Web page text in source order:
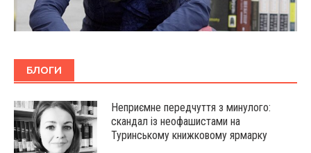
БЛОГИ
Неприємне передчуття з минулого:
скандал із неофашистами на
Туринському книжковому ярмарку